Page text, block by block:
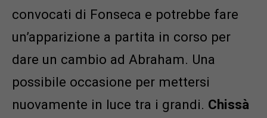
convocati di Fonseca e potrebbe fare
un’apparizione a partita in corso per
dare un cambio ad Abraham. Una
possibile occasione per mettersi
nuovamente in luce tra i grandi. Chissà